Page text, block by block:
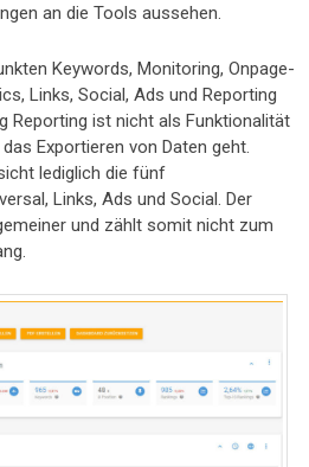
an die Tools aussehen.
Keywords, Monitoring, Onpage-
Links, Social, Ads und Reporting
Reporting ist nicht als Funktionalität
Exportieren von Daten geht.
lediglich die fünf
Links, Ads und Social. Der
und zählt somit nicht zum